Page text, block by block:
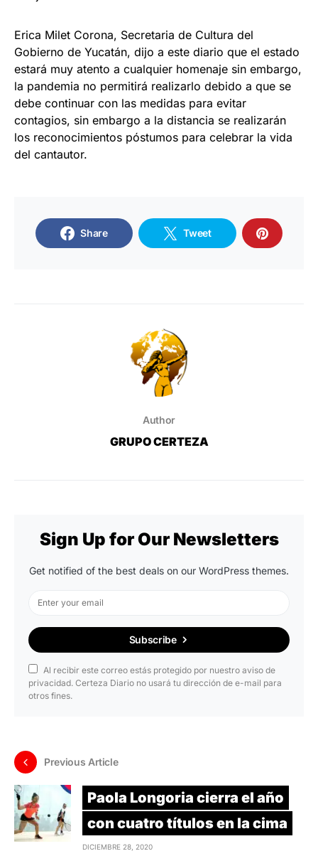
Erica Milet Corona, Secretaria de Cultura del
Gobierno de Yucatán, dijo a este diario que el estado
estará muy atento a cualquier homenaje sin embargo,
la pandemia no permitirá realizarlo debido a que se
debe continuar con las medidas para evitar
contagios, sin embargo a la distancia se realizarán
los reconocimientos póstumos para celebrar la vida
del cantautor.
Share Tweet
Author
GRUPO CERTEZA
Sign Up for Our Newsletters
Get notified of the best deals on our WordPress themes.
Subscribe
Al recibir este correo estás protegido por nuestro aviso de
privacidad. Certeza Diario no usará tu dirección de e-mail para
otros fines.
Previous Article
Paola Longoria cierra el año
con cuatro títulos en la cima
DICIEMBRE 28, 2020